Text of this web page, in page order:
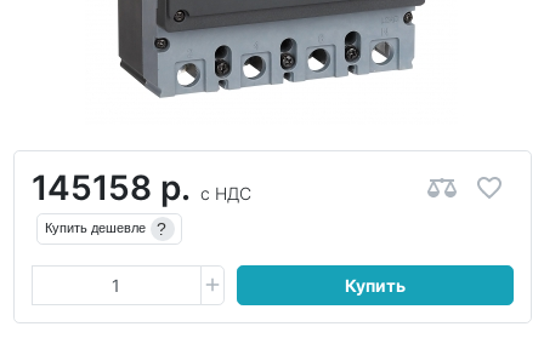
145158 р. с НДС
Купить дешевле ?
Купить